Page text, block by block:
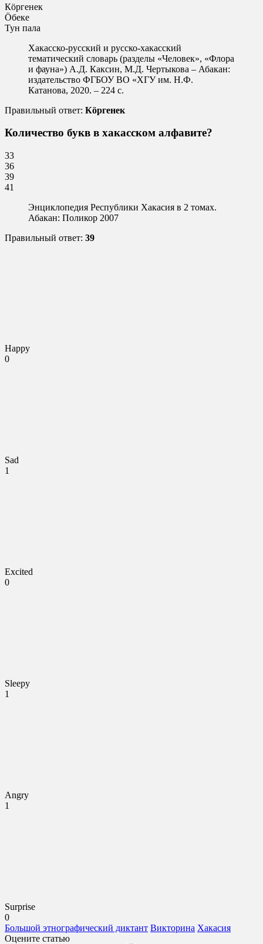
Кӧргенек
Ӧбеке
Тун пала
Хакасско-русский и русско-хакасский
тематический словарь (разделы «Человек», «Флора
и фауна») А.Д. Каксин, М.Д. Чертыкова – Абакан:
издательство ФГБОУ ВО «ХГУ им. Н.Ф.
Катанова, 2020. – 224 с.
Правильный ответ: Кӧргенек
Количество букв в хакасском алфавите?
33
36
39
41
Энциклопедия Республики Хакасия в 2 томах.
Абакан: Поликор 2007
Правильный ответ: 39
Happy
0
Sad
1
Excited
0
Sleepy
1
Angry
1
Surprise
0
Большой этнографический диктант Викторина Хакасия
Оцените статью